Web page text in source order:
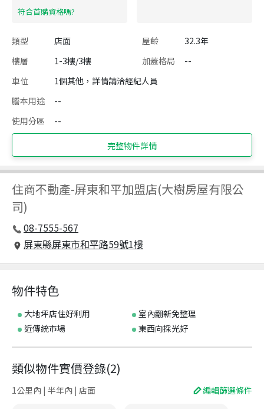
​符合首購資格嗎?
類型 店面 屋齡
32.3年
樓層
1-3樓/3樓 加蓋格局
--
車位
1個其他，詳情請洽經紀人員
謄本用途
--
使用分區
--
完整物件詳情
住商不動產-屏東和平加盟店(大樹房屋有限公
司)
08-7555-567
屏東縣屏東市和平路59號1樓
物件特色
大地坪店住好利用
室內翻新免整理
近傳統市場
東西向採光好
類似物件實價登錄(2)
1公里內 | 半年內 | 店面 編輯篩選條件